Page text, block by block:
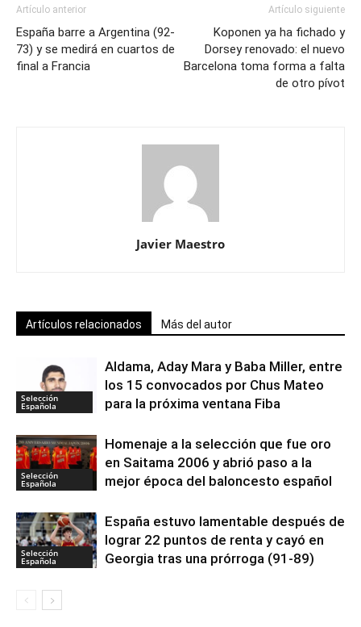
Artículo anterior
España barre a Argentina (92-
73) y se medirá en cuartos de
final a Francia
Artículo siguiente
Koponen ya ha fichado y
Dorsey renovado: el nuevo
Barcelona toma forma a falta
de otro pívot
Javier Maestro
Artículos relacionados Más del autor
Selección
Española
Aldama, Aday Mara y Baba Miller, entre
los 15 convocados por Chus Mateo
para la próxima ventana Fiba
Selección
Española
Homenaje a la selección que fue oro
en Saitama 2006 y abrió paso a la
mejor época del baloncesto español
Selección
Española
España estuvo lamentable después de
lograr 22 puntos de renta y cayó en
Georgia tras una prórroga (91-89)